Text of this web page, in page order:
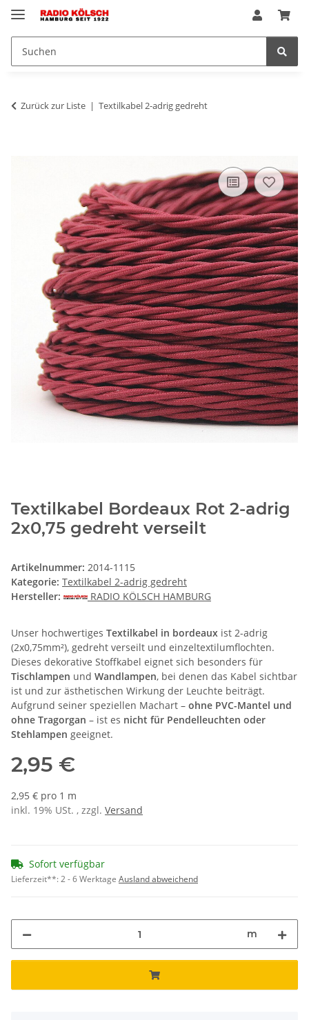
Zurück zur Liste Textilkabel 2-adrig gedreht
Textilkabel Bordeaux Rot 2-adrig
2x0,75 gedreht verseilt
Artikelnummer: 2014-1115
Kategorie: Textilkabel 2-adrig gedreht
Hersteller:
RADIO KÖLSCH HAMBURG
Unser hochwertiges Textilkabel in bordeaux ist 2-adrig
(2x0,75mm²), gedreht verseilt und einzeltextilumflochten.
Dieses dekorative Stoffkabel eignet sich besonders für
Tischlampen und Wandlampen, bei denen das Kabel sichtbar
ist und zur ästhetischen Wirkung der Leuchte beiträgt.
Aufgrund seiner speziellen Machart – ohne PVC-Mantel und
ohne Tragorgan – ist es nicht für Pendelleuchten oder
Stehlampen geeignet.
2,95 €
2,95 € pro 1 m
inkl. 19% USt. , zzgl. Versand
Sofort verfügbar
Lieferzeit**:2 - 6 Werktage Ausland abweichend
m